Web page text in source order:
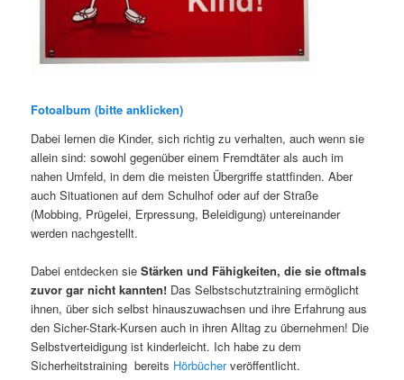
Fotoalbum (bitte anklicken)
Dabei lernen die Kinder, sich richtig zu verhalten, auch wenn sie
allein sind: sowohl gegenüber einem Fremdtäter als auch im
nahen Umfeld, in dem die meisten Übergriffe stattfinden. Aber
auch Situationen auf dem Schulhof oder auf der Straße
(Mobbing, Prügelei, Erpressung, Beleidigung) untereinander
werden nachgestellt.
Dabei entdecken sieStärken und Fähigkeiten, die sie oftmals
zuvor gar nicht kannten! Das Selbstschutztraining ermöglicht
ihnen, über sich selbst hinauszuwachsen und ihre Erfahrung aus
den Sicher-Stark-Kursen auch in ihren Alltag zu übernehmen! Die
Selbstverteidigung ist kinderleicht. Ich habe zu dem
Sicherheitstraining bereits Hörbücherveröffentlicht.